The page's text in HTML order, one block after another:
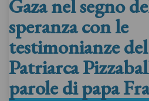
Gaza nel segno
speranza con le
testimonianze del
Patriarca
parole di papa